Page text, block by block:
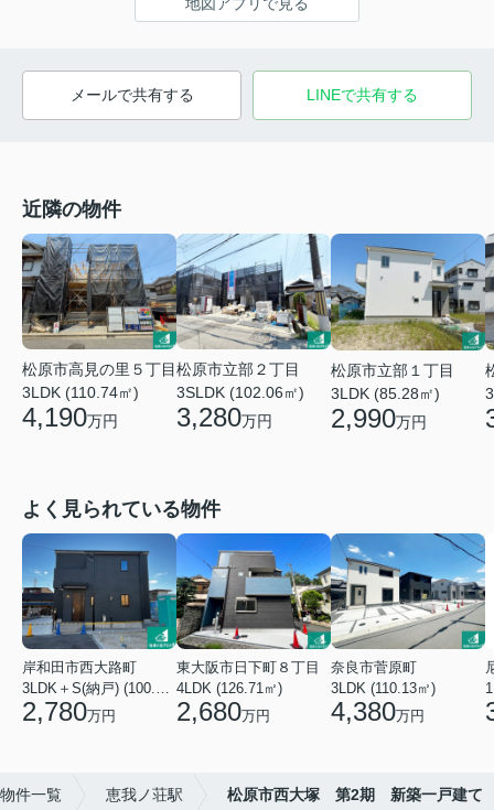
メールで共有する LINEで共有する
近隣の物件
松原市高見の里５丁目
3LDK (110.74㎡)
4,190万円
松原市立部２丁目
3SLDK (102.06㎡)
3,280万円
松原市立部１丁目
3LDK (85.28㎡)
2,990万円
よく見られている物件
岸和田市西大路町
2,780万円
東大阪市日下町８丁目
4LDK (126.71㎡)
2,680万円
奈良市菅原町
3LDK (110.13㎡)
4,380万円
件一覧 恵我ノ荘駅 松原市西大塚 第2期 新築一戸建て